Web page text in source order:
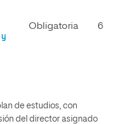
y
Obligatoria 6
de estudios, con
del director asignado